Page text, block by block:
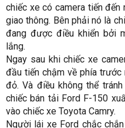
chiếc xe có camera tiến
giao thông. Bên phải nó là
đang được điều khiển bởi
lắng.
Ngay sau khi chiếc xe
đầu tiến chậm về phía
đỏ. Và điều không thể
chiếc bán tải Ford F-150
vào chiếc xe Toyota Camry.
Người lái xe Ford chắc